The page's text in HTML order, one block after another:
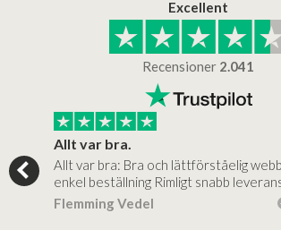
Excellent
Recensioner 2.041
Allt var bra.
Allt var bra: Bra och lättförståelig
enkel beställning Rimligt snabb
Flemming Vedel